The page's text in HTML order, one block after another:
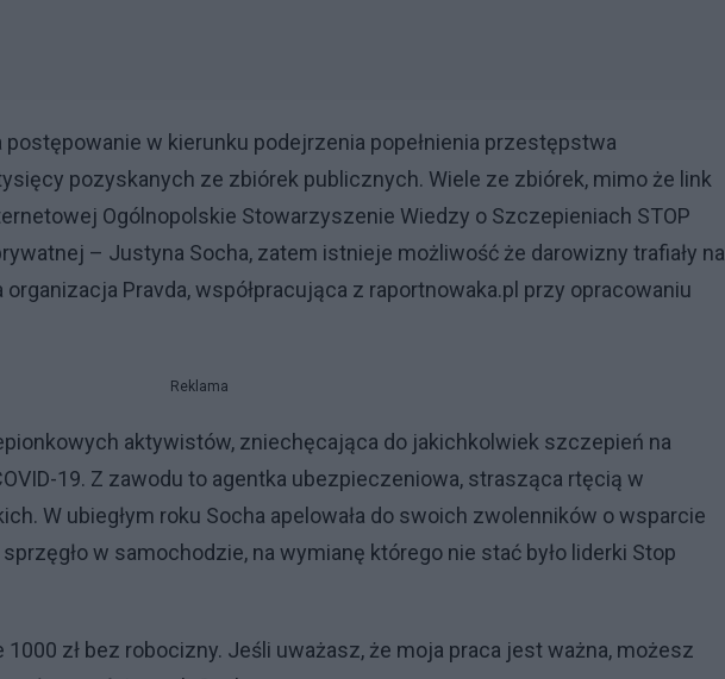
postępowanie w kierunku podejrzenia popełnienia przestępstwa
pozyskanych ze zbiórek publicznych. Wiele ze zbiórek, mimo że link
Ogólnopolskie Stowarzyszenie Wiedzy o Szczepieniach STOP
– Justyna Socha, zatem istnieje możliwość że darowizny trafiały na
Pravda, współpracująca z raportnowaka.pl przy opracowaniu
Reklama
aktywistów, zniechęcająca do jakichkolwiek szczepień na
19. Z zawodu to agentka ubezpieczeniowa, strasząca rtęcią w
W ubiegłym roku Socha apelowała do swoich zwolenników o wsparcie
w samochodzie, na wymianę którego nie stać było liderki Stop
1000 zł bez robocizny. Jeśli uważasz, że moja praca jest ważna, możesz